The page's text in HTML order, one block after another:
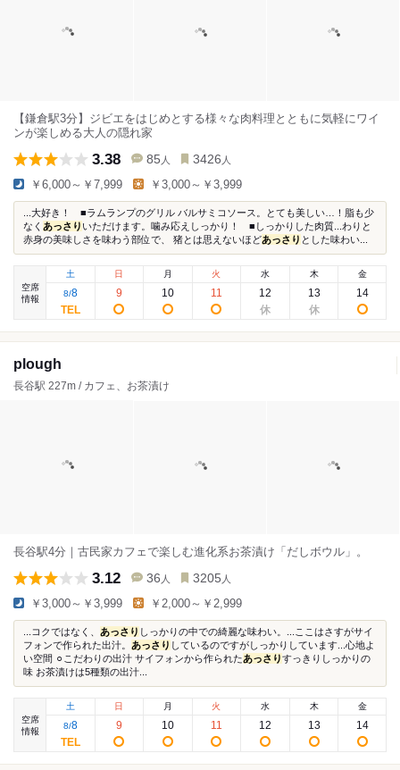
【鎌倉駅3分】ジビエをはじめとする様々な肉料理とともに気軽にワイ
ンが楽しめる大人の隠れ家
3.38 85 人 3426 人
￥6,000～￥7,999 ￥3,000～￥3,999
...大好き！ ■ラムランプのグリル バルサミコソース。とても美しい…！脂も少
なく あっさり いただけます。噛み応えしっかり！ ■しっかりした肉質...わりと
赤身の美味しさを味わう部位で、 猪とは思えないほどあっさり とした味わい...
空席
情報
土
8/8
日
9
月
10
火
11
水
12
木
13
金
14
plough
長谷駅 227m / カフェ、お茶漬け
長谷駅4分｜古民家カフェで楽しむ進化系お茶漬け「だしボウル」。
3.12 36 人 3205 人
￥3,000～￥3,999 ￥2,000～￥2,999
...コクではなく、 あっさり しっかりの中での綺麗な味わい。...ここはさすがサイ
フォンで作られた出汁。 あっさり しているのですがしっかりしています...心地よ
い空間 ⚪︎こだわりの出汁 サイフォンから作られたあっさりすっきりしっかりの
味 お茶漬けは5種類の出汁...
空席
情報
土
8/8
日
9
月
10
火
11
水
12
木
13
金
14